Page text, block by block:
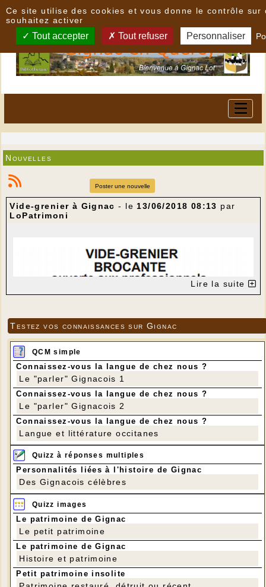
Nouvelles
Poster une nouvelle
Vide-grenier à Gignac - le13/06/2018 08:13 par
LoPatrimoni
Bulletin d'inscription disponible sur le site de Gignac dans la
Lire la suite
Testez vos connaissances sur Gignac
QCM simple
Connaissez-vous la langue de chez nous ?
Le "parler" Gignacois 1
Connaissez-vous la langue de chez nous ?
Le "parler" Gignacois 2
Connaissez-vous la langue de chez nous ?
Langue et littérature occitanes
Quizz à réponses multiples
Personnalités liées à l'histoire de Gignac
Des Gignacois célèbres
Quizz images
Le patrimoine de Gignac
Le petit patrimoine
Le patrimoine de Gignac
Histoire et patrimoine
Petit patrimoine insolite
Ce site utilise des cookies et vous donne le contrôle sur
souhaitez activer
Tout accepter Tout refuser Personnaliser